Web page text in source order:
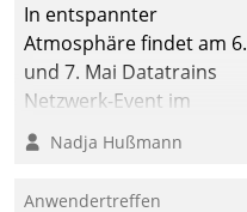
In entspannter
Atmosphäre findet am 6.
und 7. Mai Datatrains
Netzwerk-Event im
Kunden- und Partnerkreis
statt. Zentrale Frage: Wie
Nadja Hußmann
Anwendertreffen